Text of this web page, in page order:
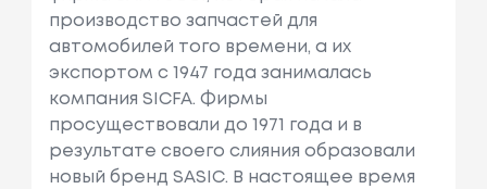
производство запчастей для
автомобилей того времени, а их
экспортом с 1947 года занималась
компания SICFA. Фирмы
просуществовали до 1971 года и в
результате своего слияния образовали
новый бренд SASIC. В настоящее время